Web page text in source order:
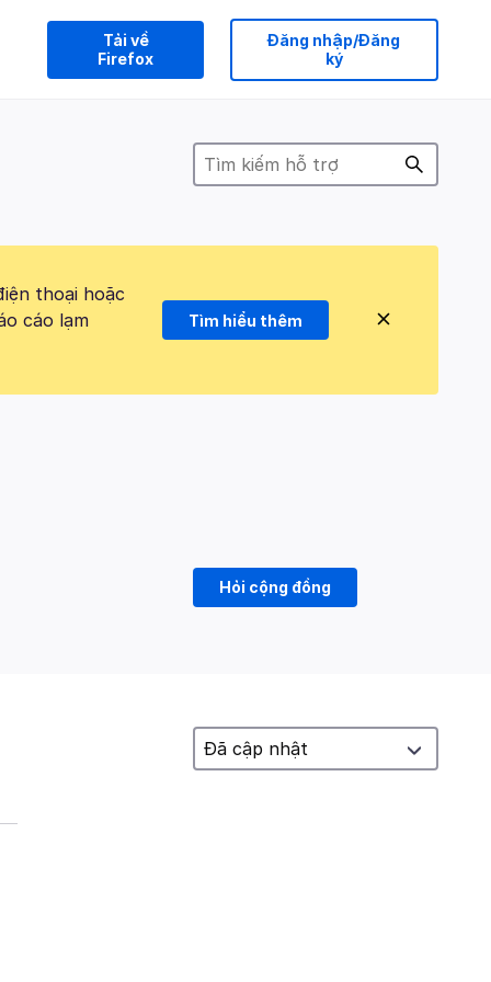
Tải về
Firefox
Đăng nhập/Đăng
ký
thoại hoặc
cáo lạm
Tìm hiểu thêm
Hỏi cộng đồng